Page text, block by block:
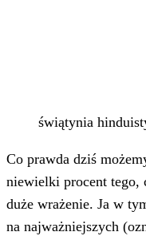
świątynia
Co prawda dziś
niewielki procent tego,
duże wrażenie. Ja w
na najważniejszych